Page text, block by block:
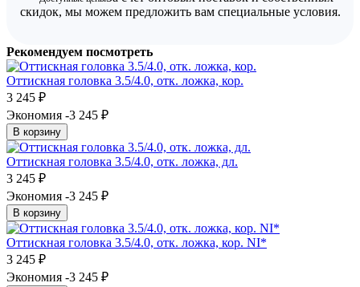
скидок, мы можем предложить вам специальные условия.
Рекомендуем посмотреть
Оттискная головка 3.5/4.0, отк. ложка, кор.
3 245 ₽
Экономия -3 245 ₽
В корзину
Оттискная головка 3.5/4.0, отк. ложка, дл.
3 245 ₽
Экономия -3 245 ₽
В корзину
Оттискная головка 3.5/4.0, отк. ложка, кор. NI*
3 245 ₽
Экономия -3 245 ₽